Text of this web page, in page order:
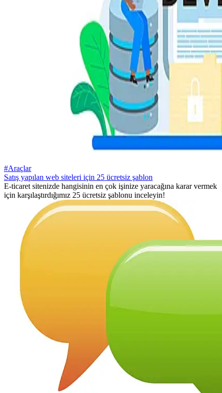
#Araçlar
Satış yapılan web siteleri için 25 ücretsiz şablon
E-ticaret sitenizde hangisinin en çok işinize yaracağına karar vermek
için karşılaştırdığımız 25 ücretsiz şablonu inceleyin!